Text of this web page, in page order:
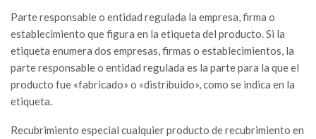
Parte responsable o entidad regulada la empresa, firma o
establecimiento que figura en la etiqueta del producto. Si la
etiqueta enumera dos empresas, firmas o establecimientos, la
parte responsable o entidad regulada es la parte para la que el
producto fue «fabricado» o «distribuido», como se indica en la
etiqueta.
Recubrimiento especial cualquier producto de recubrimiento en